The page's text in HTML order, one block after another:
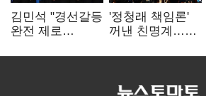
김민석 "경선갈등
완전 제로
"반명 공세
'정청래 책임론'
꺼낸 친명계…
추가투표 때리기